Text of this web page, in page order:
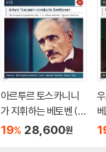
아르투르 토스카니니
가 지휘하는 베토벤 (A
rturo Toscanini Con
19% 28,600원